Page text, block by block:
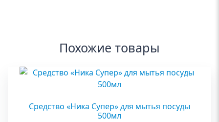
Похожие товары
Средство «Ника Супер» для мытья посуды
500мл